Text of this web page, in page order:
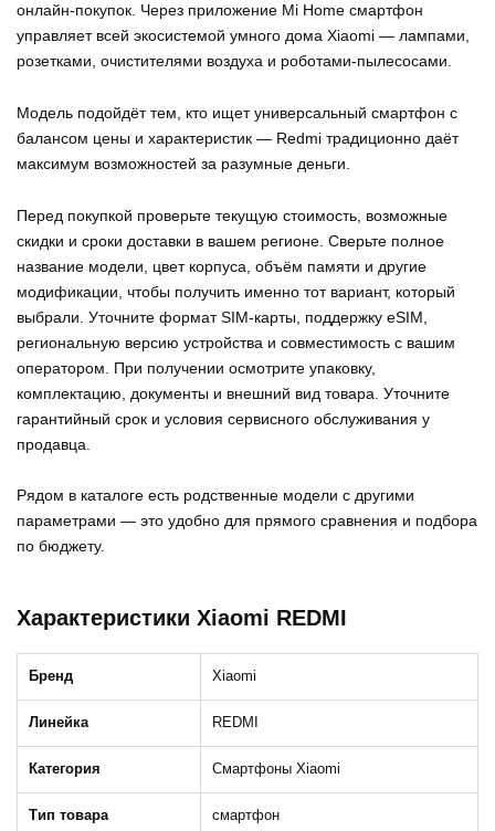
онлайн-покупок. Через приложение Mi Home смартфон
управляет всей экосистемой умного дома Xiaomi — лампами,
розетками, очистителями воздуха и роботами-пылесосами.
Модель подойдёт тем, кто ищет универсальный смартфон с
балансом цены и характеристик — Redmi традиционно даёт
максимум возможностей за разумные деньги.
Перед покупкой проверьте текущую стоимость, возможные
скидки и сроки доставки в вашем регионе. Сверьте полное
название модели, цвет корпуса, объём памяти и другие
модификации, чтобы получить именно тот вариант, который
выбрали. Уточните формат SIM-карты, поддержку eSIM,
региональную версию устройства и совместимость с вашим
оператором. При получении осмотрите упаковку,
комплектацию, документы и внешний вид товара. Уточните
гарантийный срок и условия сервисного обслуживания у
продавца.
Рядом в каталоге есть родственные модели с другими
параметрами — это удобно для прямого сравнения и подбора
по бюджету.
Характеристики Xiaomi REDMI
Бренд Xiaomi
Линейка REDMI
Категория Смартфоны Xiaomi
Тип товара смартфон